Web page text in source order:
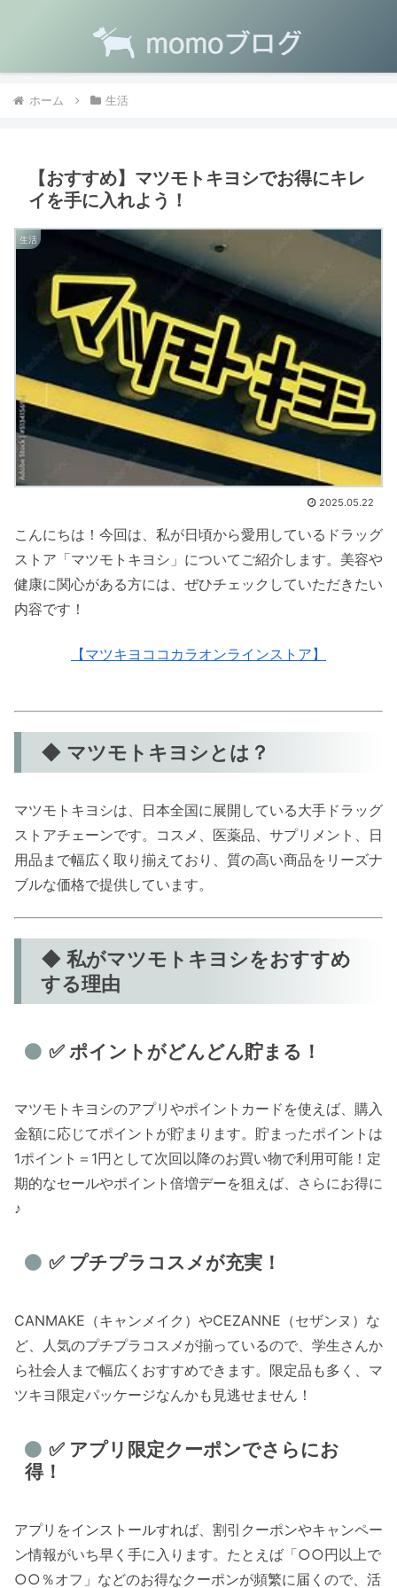
ホーム 生活
【おすすめ】マツモトキヨシでお得にキレ
イを手に入れよう！
生活
2025.05.22
こんにちは！今回は、私が日頃から愛用しているドラッグ
ストア「マツモトキヨシ」についてご紹介します。美容や
健康に関心がある方には、ぜひチェックしていただきたい
内容です！
【マツキヨココカラオンラインストア】
◆ マツモトキヨシとは？
マツモトキヨシは、日本全国に展開している大手ドラッグ
ストアチェーンです。コスメ、医薬品、サプリメント、日
用品まで幅広く取り揃えており、質の高い商品をリーズナ
ブルな価格で提供しています。
◆ 私がマツモトキヨシをおすすめ
する理由
✅ ポイントがどんどん貯まる！
マツモトキヨシのアプリやポイントカードを使えば、購入
金額に応じてポイントが貯まります。貯まったポイントは
1ポイント＝1円として次回以降のお買い物で利用可能！定
期的なセールやポイント倍増デーを狙えば、さらにお得に
♪
✅ プチプラコスメが充実！
CANMAKE（キャンメイク）やCEZANNE（セザンヌ）な
ど、人気のプチプラコスメが揃っているので、学生さんか
ら社会人まで幅広くおすすめできます。限定品も多く、マ
ツキヨ限定パッケージなんかも見逃せません！
✅ アプリ限定クーポンでさらにお
得！
アプリをインストールすれば、割引クーポンやキャンペー
ン情報がいち早く手に入ります。たとえば「○○円以上で
○○％オフ」などのお得なクーポンが頻繁に届くので、活